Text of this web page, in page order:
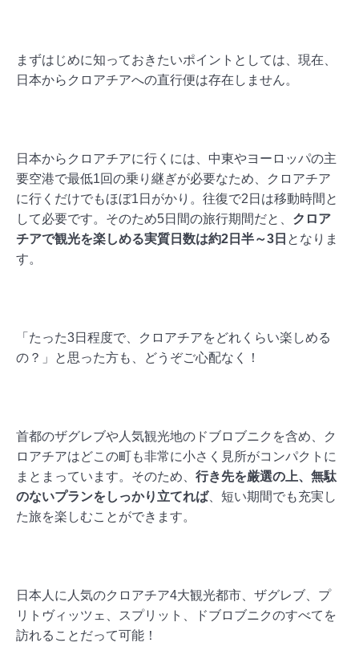
まずはじめに知っておきたいポイントとしては、現在、
日本からクロアチアへの直行便は存在しません。
日本からクロアチアに行くには、中東やヨーロッパの主
要空港で最低1回の乗り継ぎが必要なため、クロアチア
に行くだけでもほぼ1日がかり。往復で2日は移動時間と
して必要です。そのため5日間の旅行期間だと、 クロア
チアで観光を楽しめる実質日数は約2日半～3日 となりま
す。
「たった3日程度で、クロアチアをどれくらい楽しめる
の？」と思った方も、どうぞご心配なく！
首都のザグレブや人気観光地のドブロブニクを含め、ク
ロアチアはどこの町も非常に小さく見所がコンパクトに
まとまっています。そのため、 行き先を厳選の上、無駄
のないプランをしっかり立てれば、短い期間でも充実し
た旅を楽しむことができます。
日本人に人気のクロアチア4大観光都市、ザグレブ、プ
リトヴィッツェ、スプリット、ドブロブニクのすべてを
訪れることだって可能！